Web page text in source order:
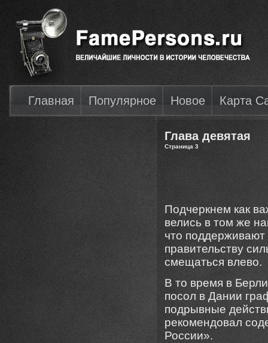
Главная Популярное Новое Карта
Глава девятая
Страница 3
Подчеркнем как
велись в том же
что
правительству
смещаться влево.
В то время в
посол в Дании
подрывные
рекомендовал
России».